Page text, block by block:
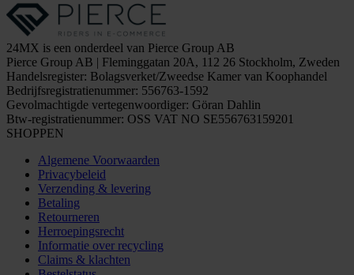
24MX is een onderdeel van Pierce Group AB
Pierce Group AB | Fleminggatan 20A, 112 26 Stockholm, Zweden
Handelsregister: Bolagsverket/Zweedse Kamer van Koophandel
Bedrijfsregistratienummer: 556763-1592
Gevolmachtigde vertegenwoordiger: Göran Dahlin
Btw-registratienummer: OSS VAT NO SE556763159201
SHOPPEN
Algemene Voorwaarden
Privacybeleid
Verzending & levering
Betaling
Retourneren
Herroepingsrecht
Informatie over recycling
Claims & klachten